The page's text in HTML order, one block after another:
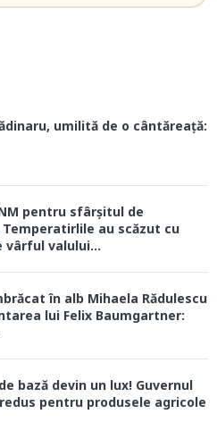
umilită de o cântăreață:
pentru sfârșitul de
Temperatirlile au scăzut cu
vârful valului...
în alb Mihaela Rădulescu
lui Felix Baumgartner:
bază devin un lux! Guvernul
pentru produsele agricole